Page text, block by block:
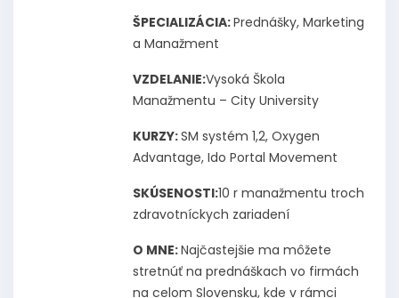
ŠPECIALIZÁCIA:Prednášky, Marketing
a Manažment
VZDELANIE:Vysoká Škola
Manažmentu – City University
KURZY:SM systém 1,2, Oxygen
Advantage, Ido Portal Movement
SKÚSENOSTI:10 r manažmentu troch
zdravotníckych zariadení
O MNE:Najčastejšie ma môžete
stretnúť na prednáškach vo firmách
na celom Slovensku, kde v rámci